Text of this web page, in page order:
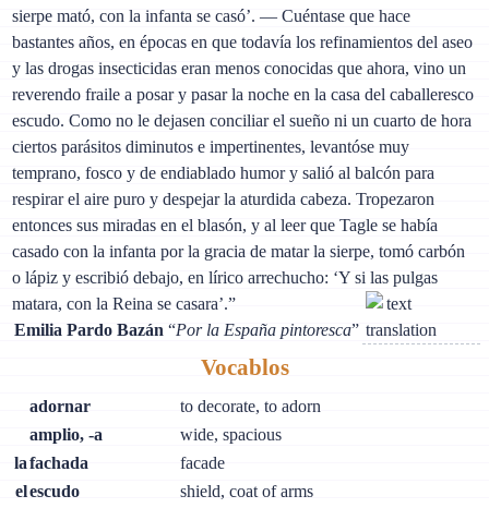
sierpe mató, con la infanta se casó’. — Cuéntase que hace
bastantes años, en épocas en que todavía los refinamientos del aseo
y las drogas insecticidas eran menos conocidas que ahora, vino un
reverendo fraile a posar y pasar la noche en la casa del caballeresco
escudo. Como no le dejasen conciliar el sueño ni un cuarto de hora
ciertos parásitos diminutos e impertinentes, levantóse muy
temprano, fosco y de endiablado humor y salió al balcón para
respirar el aire puro y despejar la aturdida cabeza. Tropezaron
entonces sus miradas en el blasón, y al leer que Tagle se había
casado con la infanta por la gracia de matar la sierpe, tomó carbón
o lápiz y escribió debajo, en lírico arrechucho: ‘Y si las pulgas
matara, con la Reina se casara’.”
Emilia Pardo Bazán “Por la España pintoresca”
Vocablos
adornar
to decorate, to adorn
amplio, -a
wide, spacious
lafachada
facade
elescudo
shield, coat of arms